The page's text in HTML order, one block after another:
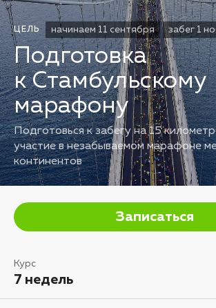
ЦЕЛЬ начинаем 11 сентября забег 1
Подготовка
к Стамбульскому
марафону
Подготовься к забегу на 15
участие в незабываемом марафоне
континентов
Записаться
Курс
7 недель